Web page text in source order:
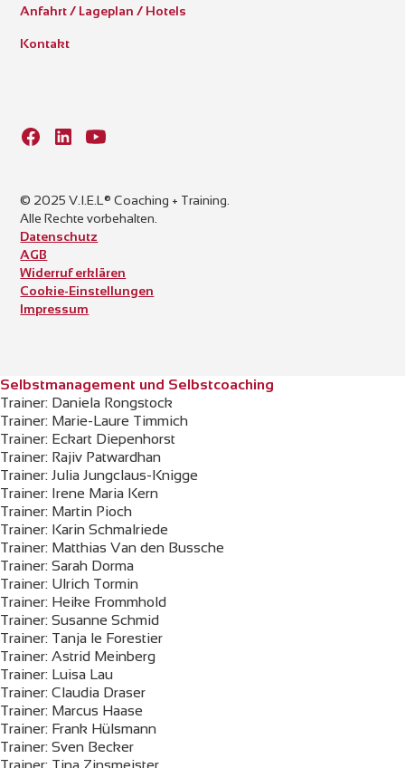
Anfahrt / Lageplan / Hotels
Kontakt
© 2025 V.I.E.L® Coaching + Training.
Alle Rechte vorbehalten.
Datenschutz
AGB
Widerruf erklären
Cookie-Einstellungen
Impressum
Selbstmanagement und Selbstcoaching
Trainer: Daniela Rongstock
Trainer: Marie-Laure Timmich
Trainer: Eckart Diepenhorst
Trainer: Rajiv Patwardhan
Trainer: Julia Jungclaus-Knigge
Trainer: Irene Maria Kern
Trainer: Martin Pioch
Trainer: Karin Schmalriede
Trainer: Matthias Van den Bussche
Trainer: Sarah Dorma
Trainer: Ulrich Tormin
Trainer: Heike Frommhold
Trainer: Susanne Schmid
Trainer: Tanja le Forestier
Trainer: Astrid Meinberg
Trainer: Luisa Lau
Trainer: Claudia Draser
Trainer: Marcus Haase
Trainer: Frank Hülsmann
Trainer: Sven Becker
Trainer: Tina Zinsmeister